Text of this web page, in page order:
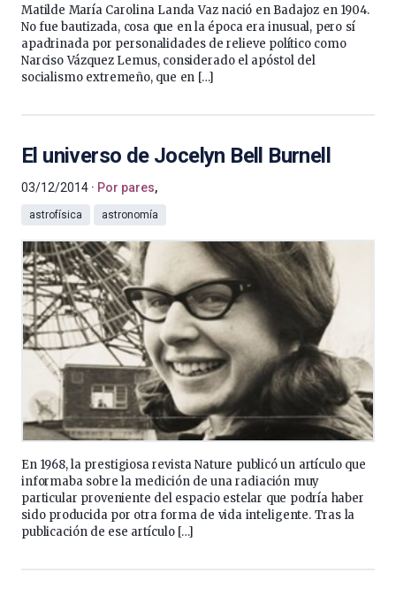
Matilde María Carolina Landa Vaz nació en Badajoz en 1904.
No fue bautizada, cosa que en la época era inusual, pero sí
apadrinada por personalidades de relieve político como
Narciso Vázquez Lemus, considerado el apóstol del
socialismo extremeño, que en […]
El universo de Jocelyn Bell Burnell
03/12/2014 Por pares,
astrofísica astronomía
En 1968, la prestigiosa revista Nature publicó un artículo que
informaba sobre la medición de una radiación muy
particular proveniente del espacio estelar que podría haber
sido producida por otra forma de vida inteligente. Tras la
publicación de ese artículo […]